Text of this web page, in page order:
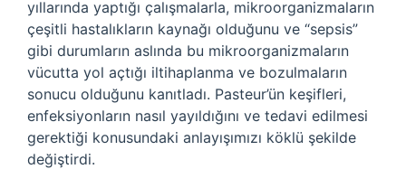
yıllarında yaptığı çalışmalarla, mikroorganizmaların
çeşitli hastalıkların kaynağı olduğunu ve “sepsis”
gibi durumların aslında bu mikroorganizmaların
vücutta yol açtığı iltihaplanma ve bozulmaların
sonucu olduğunu kanıtladı. Pasteur’ün keşifleri,
enfeksiyonların nasıl yayıldığını ve tedavi edilmesi
gerektiği konusundaki anlayışımızı köklü şekilde
değiştirdi.